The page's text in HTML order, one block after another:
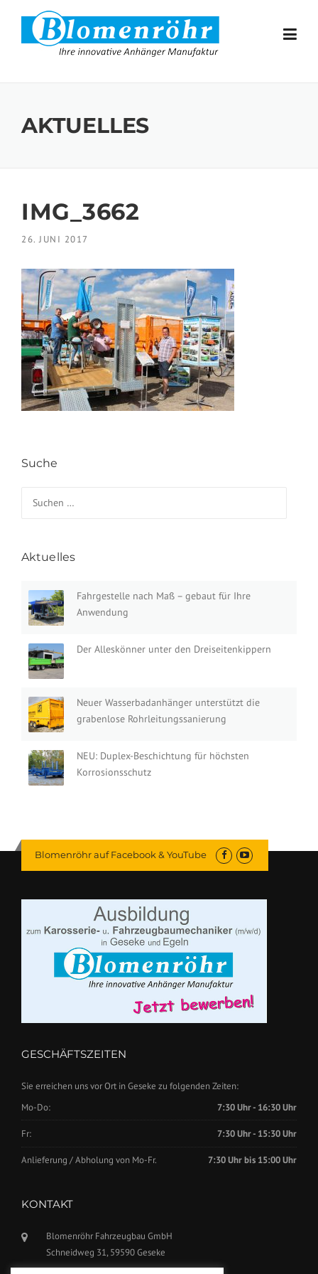
Skip to content
AKTUELLES
IMG_3662
26. JUNI 2017
Suche
Aktuelles
Fahrgestelle nach Maß – gebaut für Ihre
Anwendung
Der Alleskönner unter den Dreiseitenkippern
Neuer Wasserbadanhänger unterstützt die
grabenlose Rohrleitungssanierung
NEU: Duplex-Beschichtung für höchsten
Korrosionsschutz
Blomenröhr auf Facebook & YouTube
GESCHÄFTSZEITEN
Sie erreichen uns vor Ort in Geseke zu folgenden Zeiten:
Mo-Do:
7:30 Uhr - 16:30 Uhr
Fr: 7:30 Uhr - 15:30 Uhr
Anlieferung / Abholung von Mo-Fr. 7:30 Uhr bis 15:00 Uhr
KONTAKT
Blomenröhr Fahrzeugbau GmbH
Schneidweg 31, 59590 Geseke